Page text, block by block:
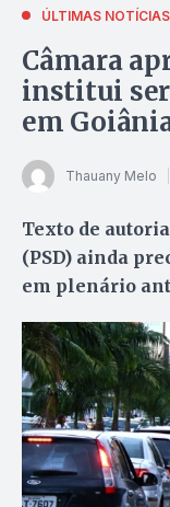
ÚLTIMAS NOTÍCIAS
Câmara
institui
em
Thauany Melo
Texto de
(PSD) ainda
em plenário